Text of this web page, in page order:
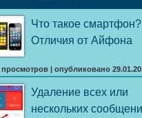
Что такое смартфон?
Отличия от Айфона
просмотров |опубликовано
Удаление всех или
нескольких